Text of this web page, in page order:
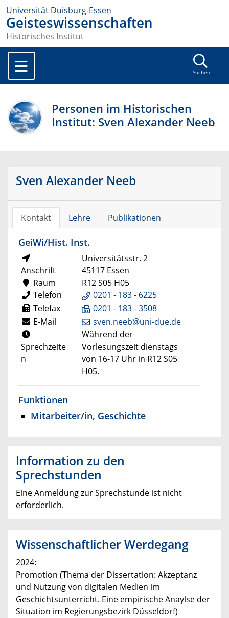
Universität Duisburg-Essen
Geisteswissenschaften
Historisches Institut
Suchen
Personen im Historischen
Institut: Sven Alexander Neeb
Sven Alexander Neeb
Kontakt Lehre Publikationen
GeiWi/Hist. Inst.
Anschrift
Universitätsstr. 2
45117 Essen
Raum
R12 S05 H05
Telefon
0201 - 183 - 6225
Telefax
0201 - 183 - 3508
E-Mail
sven.neeb@uni-due.de
Sprechzeite
n
Während der
Vorlesungszeit dienstags
von 16-17 Uhr in R12 S05
H05.
Funktionen
Mitarbeiter/in, Geschichte
Information zu den
Sprechstunden
Eine Anmeldung zur Sprechstunde ist nicht
erforderlich.
Wissenschaftlicher Werdegang
2024:
Promotion (Thema der Dissertation: Akzeptanz
und Nutzung von digitalen Medien im
Geschichtsunterricht. Eine empirische Anaylse der
Situation im Regierungsbezirk Düsseldorf)